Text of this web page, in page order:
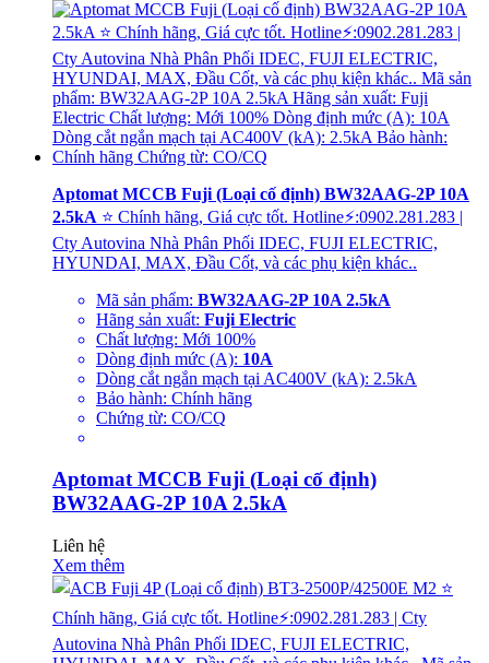
Aptomat MCCB Fuji (Loại cố định) BW32AAG-2P 10A
2.5kA ⭐ Chính hãng, Giá cực tốt. Hotline⚡:0902.281.283 |
Cty Autovina Nhà Phân Phối IDEC, FUJI ELECTRIC,
HYUNDAI, MAX, Đầu Cốt, và các phụ kiện khác..
Mã sản phẩm: BW32AAG-2P 10A 2.5kA
Hãng sản xuất: Fuji Electric
Chất lượng: Mới 100%
Dòng định mức (A): 10A
Dòng cắt ngắn mạch tại AC400V (kA): 2.5kA
Bảo hành: Chính hãng
Chứng từ: CO/CQ
Aptomat MCCB Fuji (Loại cố định)
BW32AAG-2P 10A 2.5kA
Liên hệ
Xem thêm